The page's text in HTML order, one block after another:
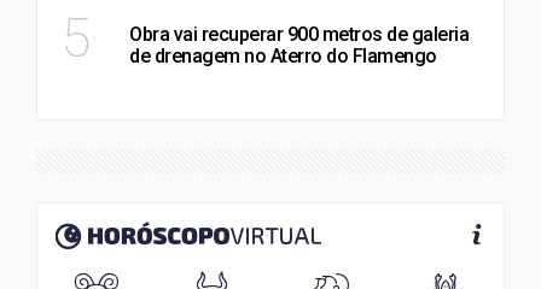
5
Obra vai recuperar 900 metros de galeria
de drenagem no Aterro do Flamengo